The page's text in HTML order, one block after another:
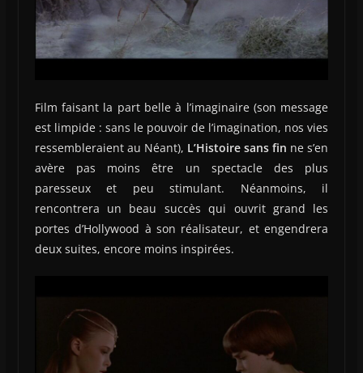
Film faisant la part belle à l’imaginaire (son message
est limpide : sans le pouvoir de l’imagination, nos vies
ressembleraient au Néant), L’Histoire sans fin ne s’en
avère pas moins être un spectacle des plus
paresseux et peu stimulant. Néanmoins, il
rencontrera un beau succès qui ouvrit grand les
portes d’Hollywood à son réalisateur, et engendrera
deux suites, encore moins inspirées.